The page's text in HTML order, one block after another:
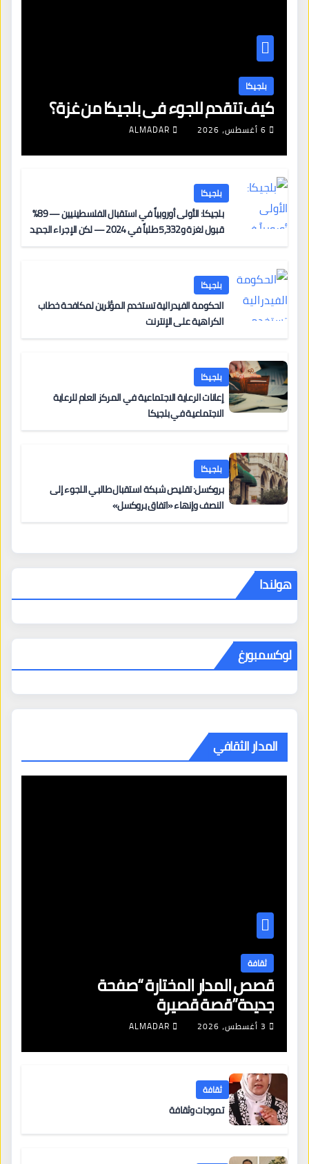
بلجيكا
كيف تتقدم للجوء في بلجيكا من غزة؟
6 أغسطس، 2026 ALMADAR
بلجيكا
بلجيكا: الأولى أوروبياً في استقبال الفلسطينيين — 89%
قبول لغزة و5,332 طلباً في 2024 — لكن الإجراء الجديد
بلجيكا
الحكومة الفيدرالية تستخدم المؤثرين لمكافحة خطاب
الكراهية على الإنترنت
بلجيكا
إعانات الرعاية الاجتماعية في المركز العام للرعاية
الاجتماعية في بلجيكا
بلجيكا
بروكسل: تقليص شبكة استقبال طالبي اللجوء إلى
النصف وإنهاء «اتفاق بروكسل»
هولندا
لوكسمبورغ
المدار الثقافي
ثقافة
قصص المدار المختارة “صفحة
جديدة”قصة قصيرة
3 أغسطس، 2026 ALMADAR
ثقافة
تموجات وثقافة